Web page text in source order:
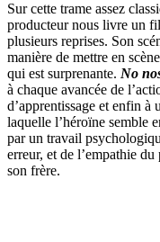
Sur cette trame assez
producteur nous livre un
plusieurs reprises. Son
manière de mettre en
qui est surprenante. No
à chaque avancée de
d’apprentissage et enfin à
laquelle l’héroïne semble
par un travail
erreur, et de l’empathie
son frère.